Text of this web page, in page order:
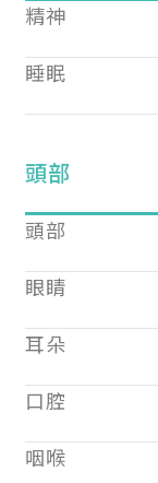
精神
睡眠
頭部
頭部
眼睛
耳朵
口腔
咽喉